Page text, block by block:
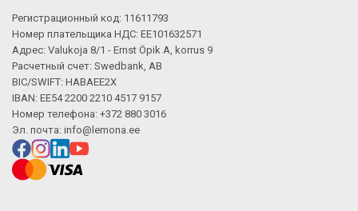
Описание искусственного интеллекта
Регистрационный код: 11611793
Номер плательщика НДС: EE101632571
Адрес: Valukoja 8/1 - Ernst Öpik A, korrus 9
Расчетный счет: Swedbank, AB
BIC/SWIFT: HABAEE2X
IBAN: EE54 2200 2210 4517 9157
Номер телефона: +372 880 3016
Эл. почта: info@lemona.ee